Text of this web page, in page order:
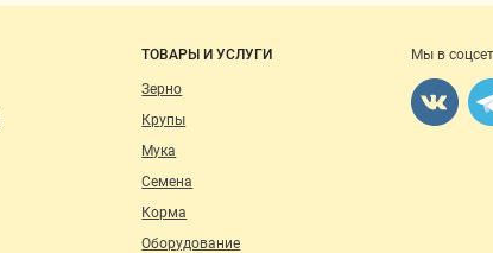
ТОВАРЫ И УСЛУГИ
Зерно
Крупы
Мука
Семена
Корма
Оборудование
Мы в